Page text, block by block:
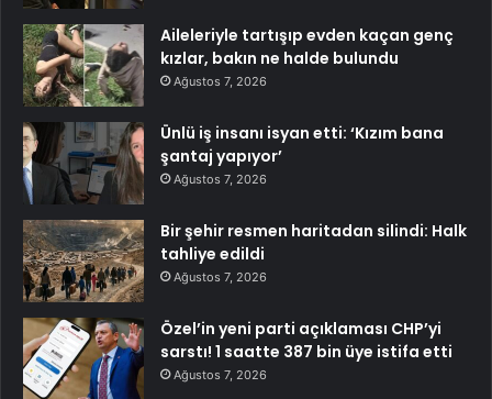
Aileleriyle tartışıp evden kaçan genç
kızlar, bakın ne halde bulundu
Ağustos 7, 2026
Ünlü iş insanı isyan etti: ‘Kızım bana
şantaj yapıyor’
Ağustos 7, 2026
Bir şehir resmen haritadan silindi: Halk
tahliye edildi
Ağustos 7, 2026
Özel’in yeni parti açıklaması CHP’yi
sarstı! 1 saatte 387 bin üye istifa etti
Ağustos 7, 2026